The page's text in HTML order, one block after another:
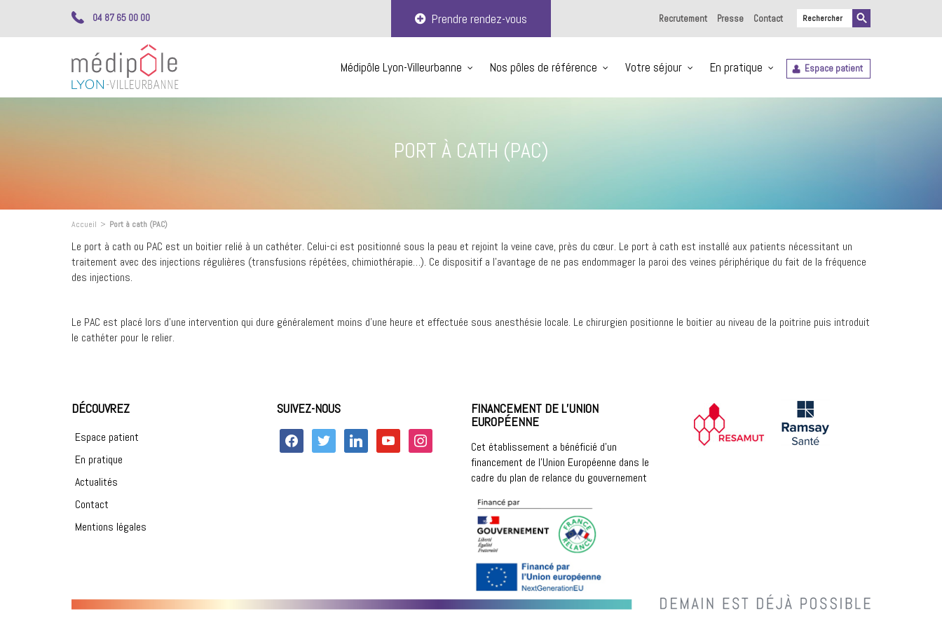
04 87 65 00 00 Prendre rendez-vous Recrutement Presse Contact
Médipôle Lyon-Villeurbanne Nos pôles de référence Votre séjour En pratique Espace patient
PORT À CATH (PAC)
Accueil > Port à cath (PAC)
Le port à cath ou PAC est un boitier relié à un cathéter. Celui-ci est positionné sous la peau et rejoint la veine cave, près du cœur. Le port à cath est installé aux patients nécessitant un
traitement avec des injections régulières (transfusions répétées, chimiothérapie…). Ce dispositif a l’avantage de ne pas endommager la paroi des veines périphérique du fait de la fréquence
des injections.
Le PAC est placé lors d’une intervention qui dure généralement moins d’une heure et effectuée sous anesthésie locale. Le chirurgien positionne le boitier au niveau de la poitrine puis introduit
le cathéter pour le relier.
DÉCOUVREZ
Espace patient
En pratique
Actualités
Contact
Mentions légales
SUIVEZ-NOUS
facebook twitter linkedin youtube instagram
FINANCEMENT DE L’UNION
EUROPÉENNE
Cet établissement a bénéficié d’un
financement de l’Union Européenne dans le
cadre du plan de relance du gouvernement